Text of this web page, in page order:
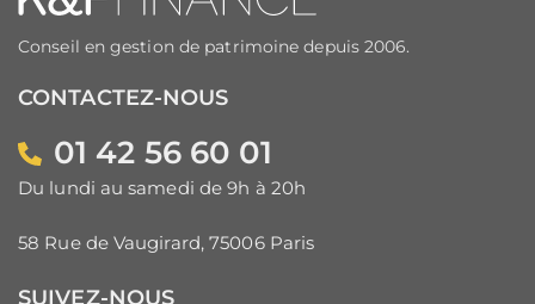
Conseil en gestion de patrimoine depuis 2006.
CONTACTEZ-NOUS
01 42 56 60 01
Du lundi au samedi de 9h à 20h
58 Rue de Vaugirard, 75006 Paris
SUIVEZ-NOUS